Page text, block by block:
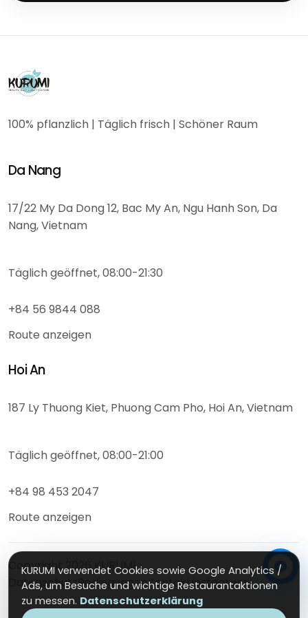
KURUMI verwendet Cookies sowie Google Analytics /
Ads, um Besuche und wichtige Restaurantaktionen
zu messen. Datenschutzerklärung
100% pflanzlich | Täglich frisch | Schöner Raum
Da Nang
17/22 My Da Dong 12, Bac My An, Ngu Hanh Son, Da
Nang, Vietnam
Täglich geöffnet, 08:00-21:30
+84 56 9844 088
Route anzeigen
Hoi An
187 Ly Thuong Kiet, Phuong Cam Pho, Hoi An, Vietnam
Täglich geöffnet, 08:00-21:00
+84 98 453 2047
Route anzeigen
Copyright2026KURUMI
DatenschutzBedingungenKontaktInstagram